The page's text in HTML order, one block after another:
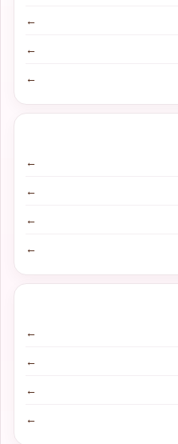
←
←
←
←
←
←
←
←
←
←
←